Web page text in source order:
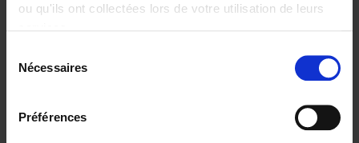
ou qu'ils ont collectées lors de votre utilisation de leurs
Nécessaires
Préférences
Digital marketing like a PRO -
completely revised edition (EN)